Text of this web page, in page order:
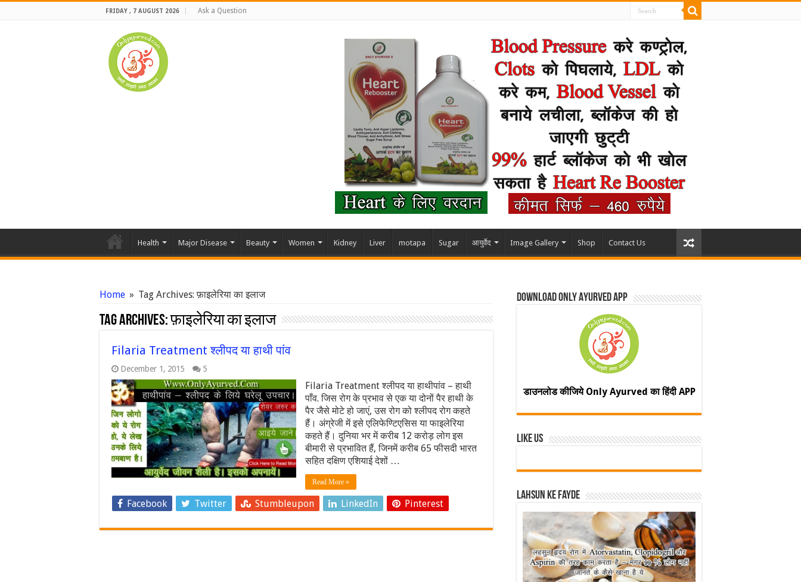
FRIDAY , 7 AUGUST 2026 Ask a Question
Health Major Disease Beauty Women Kidney Liver motapa Sugar आयुर्वेद Image Gallery Shop Contact Us
Home » Tag Archives: फ़ाइलेरिया का इलाज
Tag Archives:फ़ाइलेरिया का इलाज
Filaria Treatment श्लीपद या हाथी पांव
December 1, 2015 5
Filaria Treatment श्लीपद या हाथीपांव – हाथी
पाँव. जिस रोग के प्रभाव से एक या दोनों पैर हाथी के
पैर जैसे मोटे हो जाएं, उस रोग को श्लीपद रोग कहते
हैं। अंग्रेजी में इसे एलिफेण्टिएसिस या फाइलेरिया
कहते हैं। दुनिया भर में करीब 12 करोड़ लोग इस
बीमारी से प्रभावित हैं, जिनमें करीब 65 फीसदी भारत
सहित दक्षिण एशियाई देशों …
Read More »
Facebook Twitter Stumbleupon LinkedIn Pinterest
Download Only Ayurved App
डाउनलोड कीजिये Only Ayurved का हिंदी APP
Like Us
Lahsun ke fayde